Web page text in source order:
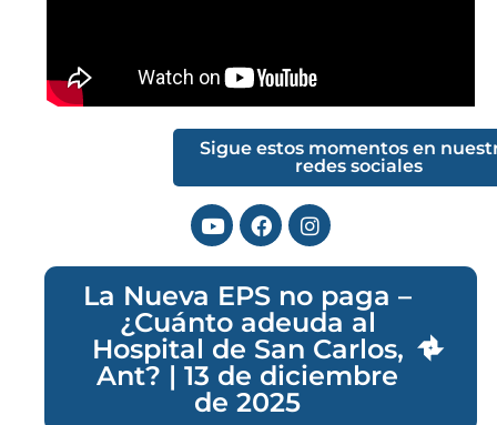
Sigue estos momentos en
redes sociales
La Nueva EPS no paga –
¿Cuánto adeuda al
Hospital de San Carlos,
Ant? | 13 de diciembre
de 2025